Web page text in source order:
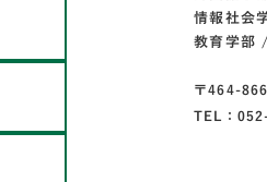
情報社会
教育学部
〒464-
TEL：